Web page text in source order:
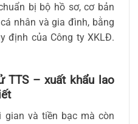
bị bộ hồ sơ, cơ bản
nhân và gia đình, bằng
định của Công ty XKLĐ.
TTS – xuất khẩu lao
và tiền bạc mà còn